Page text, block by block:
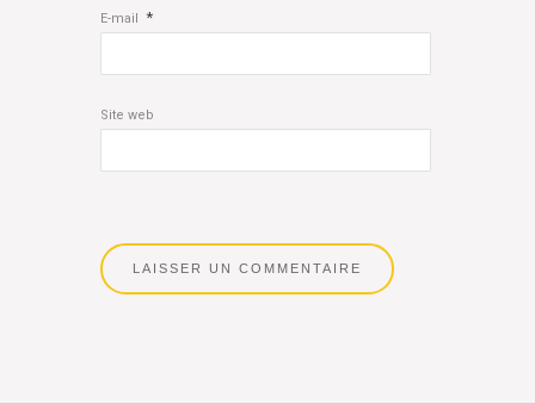
E-mail *
Site web